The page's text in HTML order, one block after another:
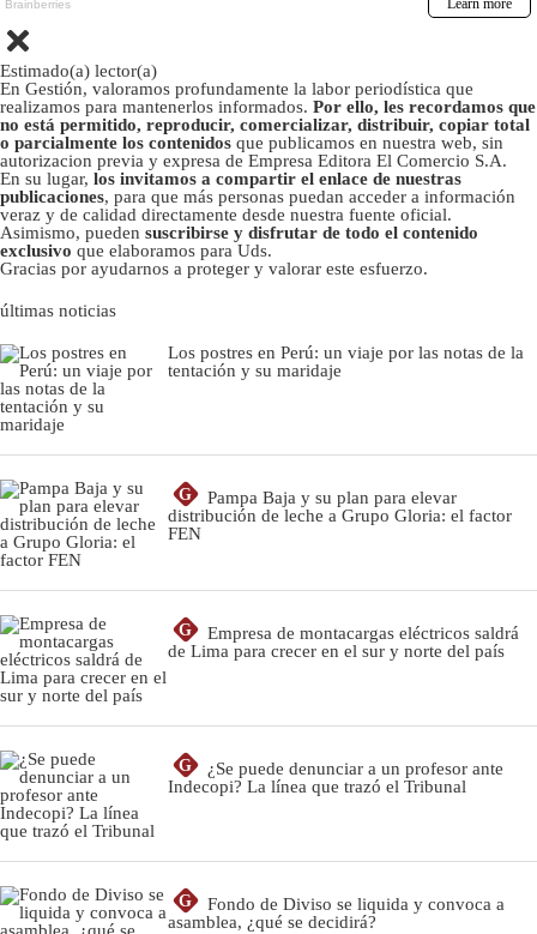
Estimado(a) lector(a)
En Gestión, valoramos profundamente la labor periodística que
realizamos para mantenerlos informados. Por ello, les recordamos que
no está permitido, reproducir, comercializar, distribuir, copiar total
o parcialmente los contenidos que publicamos en nuestra web, sin
autorizacion previa y expresa de Empresa Editora El Comercio S.A.
En su lugar, los invitamos a compartir el enlace de nuestras
publicaciones, para que más personas puedan acceder a información
veraz y de calidad directamente desde nuestra fuente oficial.
Asimismo, pueden suscribirse y disfrutar de todo el contenido
exclusivo que elaboramos para Uds.
Gracias por ayudarnos a proteger y valorar este esfuerzo.
últimas noticias
Los postres en Perú: un viaje por las notas de la
tentación y su maridaje
G
Pampa Baja y su plan para elevar
distribución de leche a Grupo Gloria: el factor
FEN
G
Empresa de montacargas eléctricos saldrá
de Lima para crecer en el sur y norte del país
G
¿Se puede denunciar a un profesor ante
Indecopi? La línea que trazó el Tribunal
G
Fondo de Diviso se liquida y convoca a
asamblea, ¿qué se decidirá?